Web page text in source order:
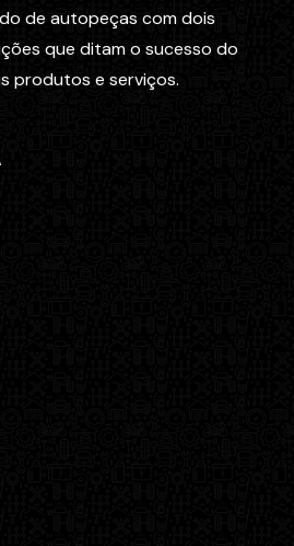
de autopeças com dois
que ditam o sucesso do
produtos e serviços.